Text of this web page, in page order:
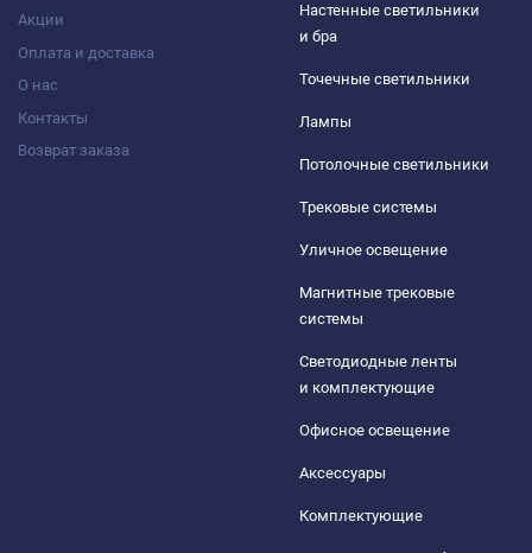
Акции
Оплата и доставка
О нас
Контакты
Возврат заказа
Настенные светильники
и бра
Точечные светильники
Лампы
Потолочные светильники
Трековые системы
Уличное освещение
Магнитные трековые
системы
Светодиодные ленты
и комплектующие
Офисное освещение
Аксессуары
Комплектующие